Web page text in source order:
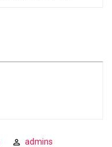
admins